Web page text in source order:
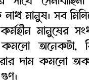
মানুষ। সব
মানুষের
কমলো অনেকটা,
দাম কমলো